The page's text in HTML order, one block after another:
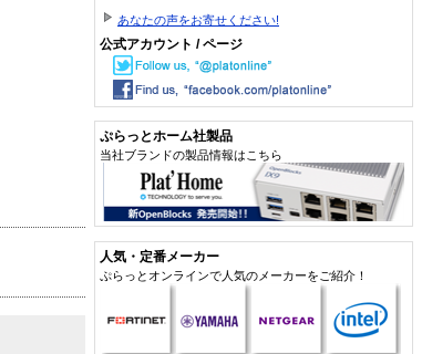
あなたの声をお寄せください!
公式アカウント / ページ
ぷらっとホーム社製品
当社ブランドの製品情報はこちら
人気・定番メーカー
ぷらっとオンラインで人気のメーカーをご紹介！